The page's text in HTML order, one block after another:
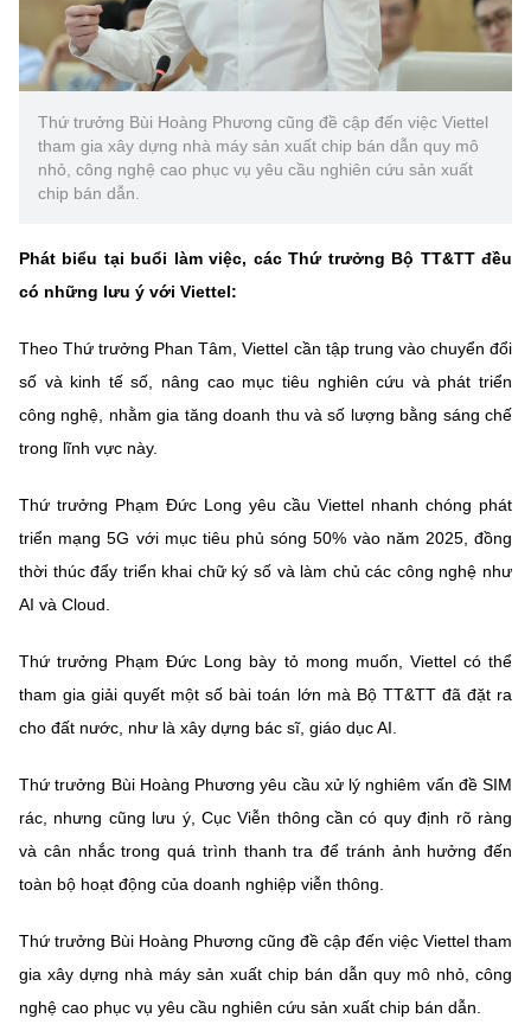
Thứ trưởng Bùi Hoàng Phương cũng đề cập đến việc Viettel
tham gia xây dựng nhà máy sản xuất chip bán dẫn quy mô
nhỏ, công nghệ cao phục vụ yêu cầu nghiên cứu sản xuất
chip bán dẫn.
Phát biểu tại buổi làm việc, các Thứ trưởng Bộ TT&TT đều
có những lưu ý với Viettel:
Theo Thứ trưởng Phan Tâm, Viettel cần tập trung vào chuyển đổi
số và kinh tế số, nâng cao mục tiêu nghiên cứu và phát triển
công nghệ, nhằm gia tăng doanh thu và số lượng bằng sáng chế
trong lĩnh vực này.
Thứ trưởng Phạm Đức Long yêu cầu Viettel nhanh chóng phát
triển mạng 5G với mục tiêu phủ sóng 50% vào năm 2025, đồng
thời thúc đẩy triển khai chữ ký số và làm chủ các công nghệ như
AI và Cloud.
Thứ trưởng Phạm Đức Long bày tỏ mong muốn, Viettel có thể
tham gia giải quyết một số bài toán lớn mà Bộ TT&TT đã đặt ra
cho đất nước, như là xây dựng bác sĩ, giáo dục AI.
Thứ trưởng Bùi Hoàng Phương yêu cầu xử lý nghiêm vấn đề SIM
rác, nhưng cũng lưu ý, Cục Viễn thông cần có quy định rõ ràng
và cân nhắc trong quá trình thanh tra để tránh ảnh hưởng đến
toàn bộ hoạt động của doanh nghiệp viễn thông.
Thứ trưởng Bùi Hoàng Phương cũng đề cập đến việc Viettel tham
gia xây dựng nhà máy sản xuất chip bán dẫn quy mô nhỏ, công
nghệ cao phục vụ yêu cầu nghiên cứu sản xuất chip bán dẫn.